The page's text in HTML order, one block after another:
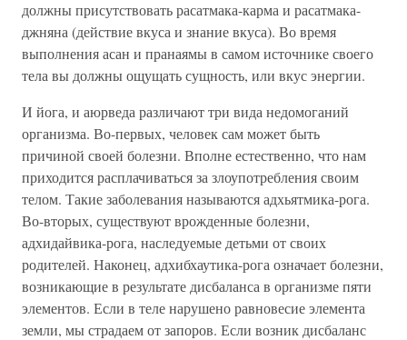
должны присутствовать расатмака-карма и расатмака-
джняна (действие вкуса и знание вкуса). Во время
выполнения асан и пранаямы в самом источнике своего
тела вы должны ощущать сущность, или вкус энергии.
И йога, и аюрведа различают три вида недомоганий
организма. Во-первых, человек сам может быть
причиной своей болезни. Вполне естественно, что нам
приходится расплачиваться за злоупотребления своим
телом. Такие заболевания называются адхьятмика-рога.
Во-вторых, существуют врожденные болезни,
адхидайвика-рога, наследуемые детьми от своих
родителей. Наконец, адхибхаутика-рога означает болезни,
возникающие в результате дисбаланса в организме пяти
элементов. Если в теле нарушено равновесие элемента
земли, мы страдаем от запоров. Если возник дисбаланс